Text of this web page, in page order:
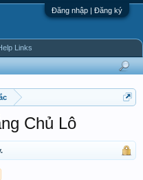
Đăng nhập | Đăng ký
Chủ Lô
Links